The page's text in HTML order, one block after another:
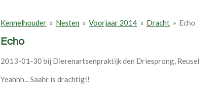
Kennelhouder » Nesten » Voorjaar 2014 » Dracht » Echo
Echo
2013-01-30 bij Dierenartsenpraktijk den Driesprong, Reusel
Yeahhh... Saahr is drachtig!!